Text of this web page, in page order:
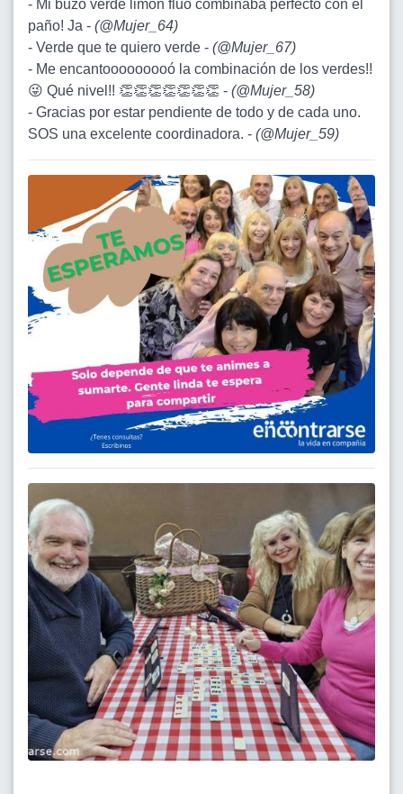
- Mi buzo verde limón fluo combinaba perfecto con el
paño! Ja - (@Mujer_64)
- Verde que te quiero verde - (@Mujer_67)
- Me encantooooooooó la combinación de los verdes!!
😜 Qué nivel!! 👏👏👏👏👏👏👏 - (@Mujer_58)
- Gracias por estar pendiente de todo y de cada uno.
SOS una excelente coordinadora. - (@Mujer_59)